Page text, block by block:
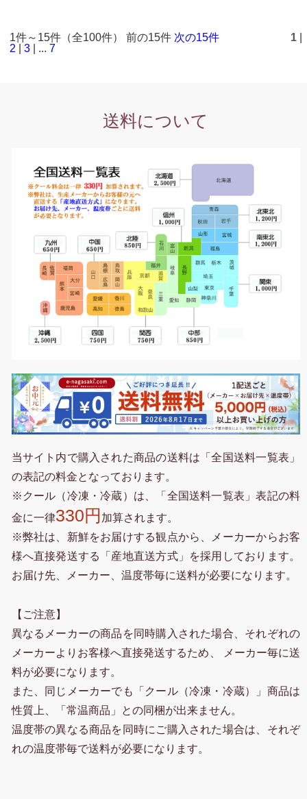
1件～15件（全100件） 前の15件 次の15件 1
2 |3 | ...7
送料について
当サイト内で購入された商品の送料は「全国送料一覧表」
の表記の料金となっております。
※クール（冷凍・冷蔵）は、「全国送料一覧表」表記の料
金に一律330円 加算されます。
※弊社は、新鮮をお届けする観点から、メーカーからお客
様へ直接発送する「産地直送方式」を採用しております。
お届け先、メーカー、温度帯毎に送料が必要になります。
【ご注意】
異なるメーカーの商品を同時購入された場合、それぞれの
メーカーよりお客様へ直接発送するため、 メーカー毎に送
料が必要になります。
また、同じメーカーでも「クール（冷凍・冷蔵）」商品は
性質上、「常温商品」との同梱が出来ません。
温度帯の異なる商品を同時にご購入された場合は、それぞ
れの温度帯毎で送料が必要になります。